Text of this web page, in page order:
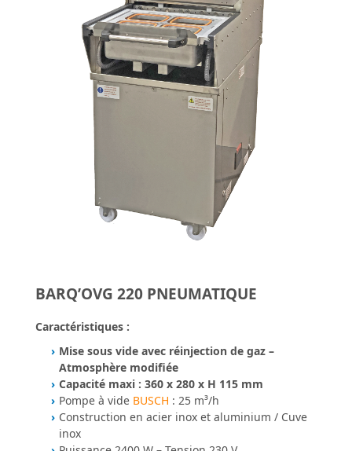
BARQ’OVG 220 PNEUMATIQUE
Caractéristiques :
Mise sous vide avec réinjection de gaz –
Atmosphère modifiée
Capacité maxi : 360 x 280 x H 115 mm
Pompe à vide BUSCH : 25 m³/h
Construction en acier inox et aluminium / Cuve
inox